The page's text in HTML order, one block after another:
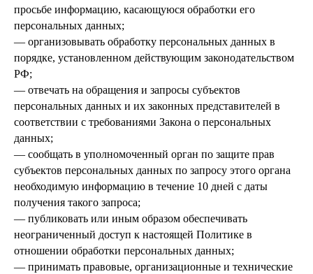
просьбе информацию, касающуюся обработки его
персональных данных;
— организовывать обработку персональных данных в
порядке, установленном действующим законодательством
РФ;
— отвечать на обращения и запросы субъектов
персональных данных и их законных представителей в
соответствии с требованиями Закона о персональных
данных;
— сообщать в уполномоченный орган по защите прав
субъектов персональных данных по запросу этого органа
необходимую информацию в течение 10 дней с даты
получения такого запроса;
— публиковать или иным образом обеспечивать
неограниченный доступ к настоящей Политике в
отношении обработки персональных данных;
— принимать правовые, организационные и технические